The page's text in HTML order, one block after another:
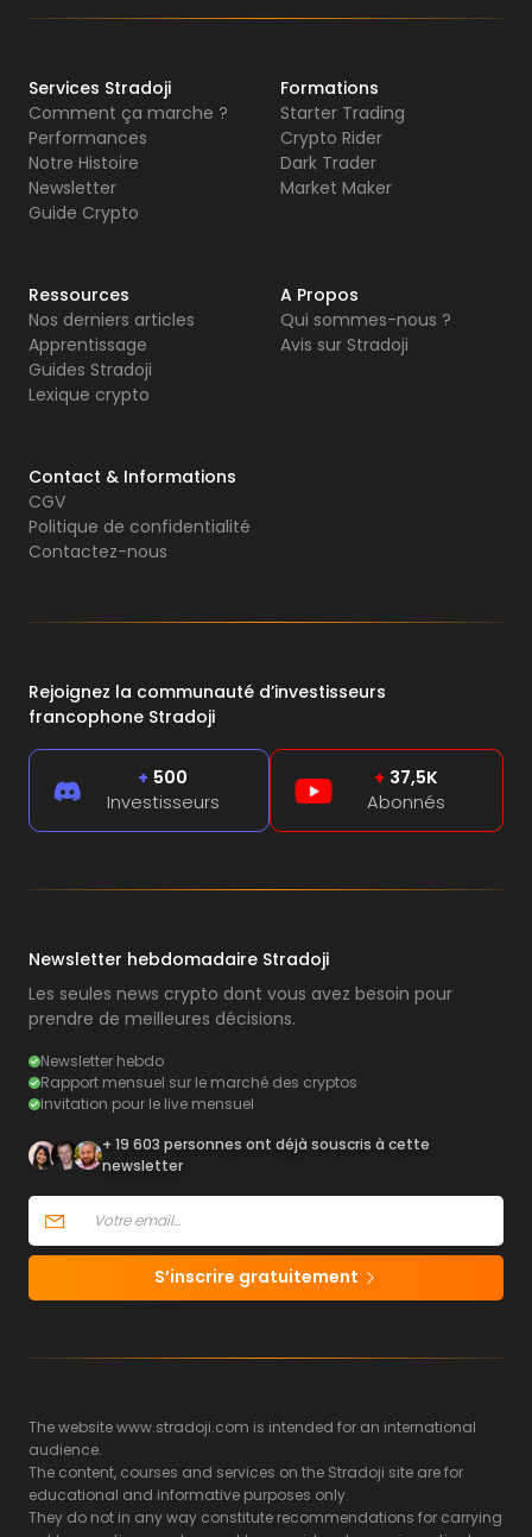
Services Stradoji
Comment ça marche ?
Performances
Notre Histoire
Newsletter
Guide Crypto
Formations
Starter Trading
Crypto Rider
Dark Trader
Market Maker
Ressources
Nos derniers articles
Apprentissage
Guides Stradoji
Lexique crypto
A Propos
Qui sommes-nous ?
Avis sur Stradoji
Contact & Informations
CGV
Politique de confidentialité
Contactez-nous
Rejoignez la communauté d’investisseurs
francophone Stradoji
+ 500
Investisseurs
+ 37,5K
Abonnés
Newsletter hebdomadaire Stradoji
Les seules news crypto dont vous avez besoin pour
prendre de meilleures décisions.
Newsletter hebdo
Rapport mensuel sur le marché des cryptos
Invitation pour le live mensuel
+ 19 603 personnes ont déjà souscris à cette
newsletter
S’inscrire gratuitement
The website www.stradoji.com is intended for an international
audience.
The content, courses and services on the Stradoji site are for
educational and informative purposes only.
They do not in any way constitute recommendations for carrying